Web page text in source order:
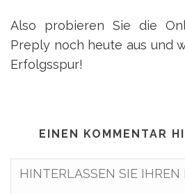
Also probieren Sie die
Preply noch heute aus und
Erfolgsspur!
EINEN KOMMENTAR